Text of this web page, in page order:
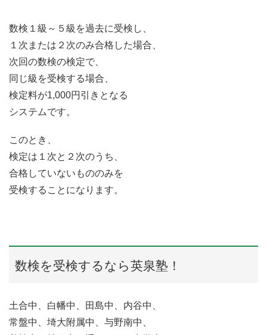
数検１級～５級を過去に受検し、
１次または２次のみ合格した場合、
次回の数検の検定で、
同じ級を受検する場合、
検定料が1,000円引きとなる
システムです。
このとき、
検定は１次と２次のうち、
合格していないもののみを
受検することになります。
数検を受検するなら英泉塾！
土合中、白幡中、田島中、内谷中、
常盤中、埼大附属中、与野南中、